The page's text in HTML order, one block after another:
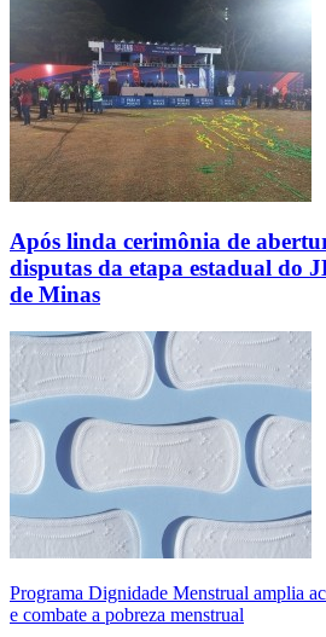
Após linda cerimônia de
disputas da etapa estadual do
de Minas
Programa Dignidade Menstrual amplia
e combate a pobreza menstrual